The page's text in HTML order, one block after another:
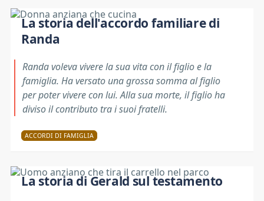
La storia dell'accordo familiare di
Randa
Randa voleva vivere la sua vita con il figlio e la
famiglia. Ha versato una grossa somma al figlio
per poter vivere con lui. Alla sua morte, il figlio ha
diviso il contributo tra i suoi fratelli.
ACCORDI DI FAMIGLIA
La storia di Gerald sul testamento